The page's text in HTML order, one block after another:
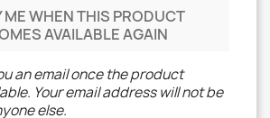
ME WHEN THIS PRODUCT
AVAILABLE AGAIN
an email once the product
Your email address will not be
else.